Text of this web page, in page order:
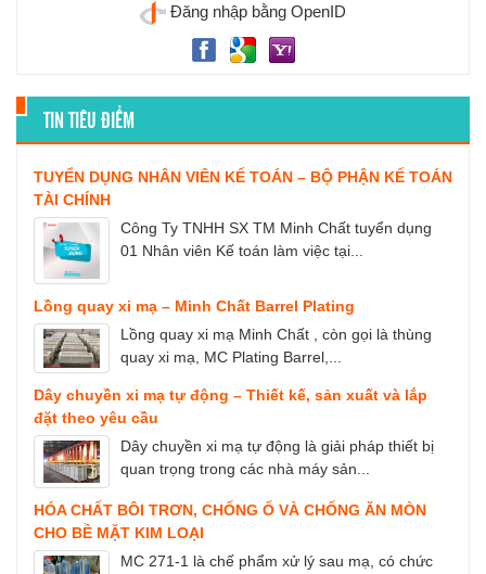
Đăng nhập bằng OpenID
TIN TIÊU ĐIỂM
TUYỂN DỤNG NHÂN VIÊN KẾ TOÁN – BỘ PHẬN KẾ TOÁN
TÀI CHÍNH
Công Ty TNHH SX TM Minh Chất tuyển dụng
01 Nhân viên Kế toán làm việc tại...
Lồng quay xi mạ – Minh Chất Barrel Plating
Lồng quay xi mạ Minh Chất , còn gọi là thùng
quay xi mạ, MC Plating Barrel,...
Dây chuyền xi mạ tự động – Thiết kế, sản xuất và lắp
đặt theo yêu cầu
Dây chuyền xi mạ tự động là giải pháp thiết bị
quan trọng trong các nhà máy sản...
HÓA CHẤT BÔI TRƠN, CHỐNG Ố VÀ CHỐNG ĂN MÒN
CHO BỀ MẶT KIM LOẠI
MC 271-1 là chế phẩm xử lý sau mạ, có chức